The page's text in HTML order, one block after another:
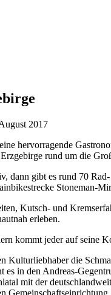
2017
hervorragende
rund um die
dann gibt es rund 70
Stoneman-
Kutsch- und
erleben.
kommt jeder auf seine
Kulturliebhaber die
es in den Andreas-
mit der
Gemeinschaftseinrichtung.